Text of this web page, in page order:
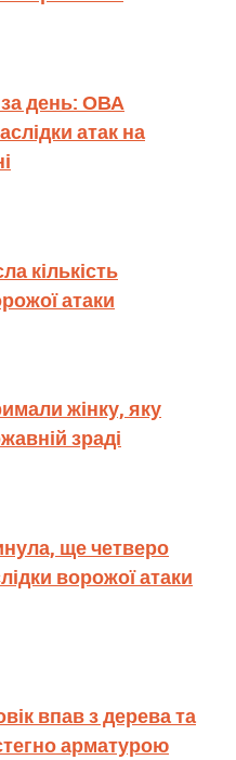
за день: ОВА
атак на
кількість
атаки
жінку, яку
зраді
ще четверо
ворожої атаки
впав з дерева та
арматурою